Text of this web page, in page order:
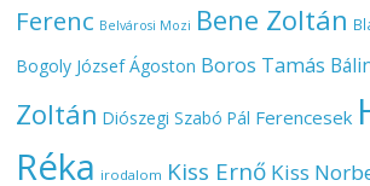
Ferenc Belvárosi Mozi Bene Zoltán
Bogoly József Ágoston Boros Tamás
Zoltán Diószegi Szabó Pál Ferencesek
Réka irodalom Kiss Ernő Kiss